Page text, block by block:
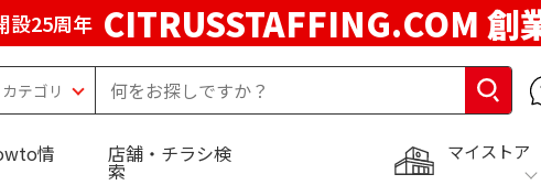
設25周年 CITRUSSTAFFING.COM 創
マイストア
情 店舗・チラシ検
索